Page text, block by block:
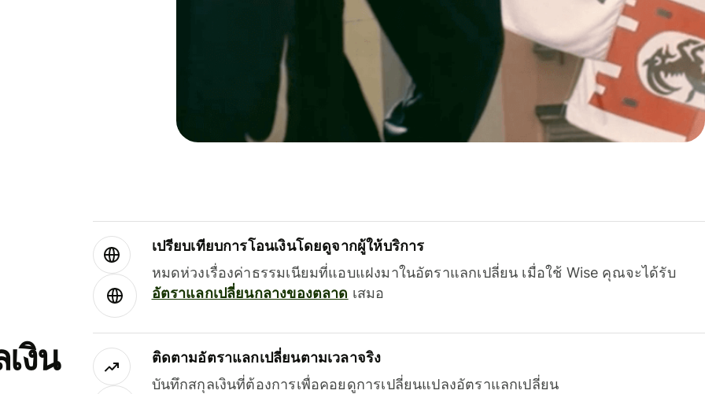
งิน
เปรียบเทียบการโอนเงินโดยดูจากผู้ให้บริการ
หมดห่วงเรื่องค่าธรรมเนียมที่แอบแฝงมาในอัตราแลกเปลี่ยน เมื่อใช้ Wise คุณจะได้รับ
อัตราแลกเปลี่ยนกลางของตลาด เสมอ
ติดตามอัตราแลกเปลี่ยนตามเวลาจริง
บันทึกสกุลเงินที่ต้องการเพื่อคอยดูการเปลี่ยนแปลงอัตราแลกเปลี่ยน